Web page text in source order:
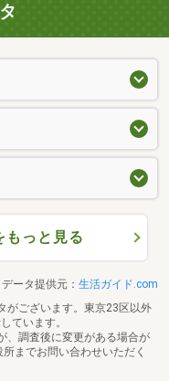
もっと見る
ータ提供元： 生活ガイド.com
がございます。東京23区以外
ています。
、調査後に変更がある場合が
までお問い合わせいただく